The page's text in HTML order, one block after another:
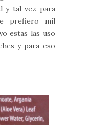
y tal vez para
prefiero mil
estas las uso
y para eso